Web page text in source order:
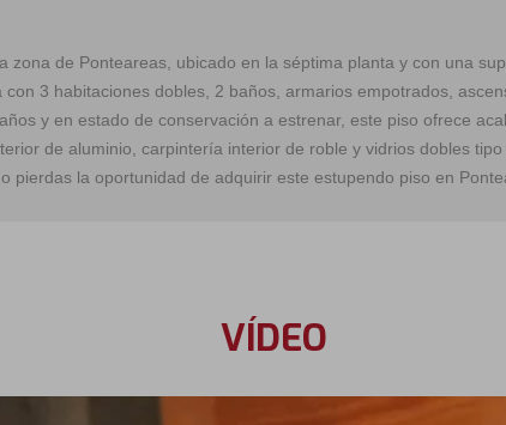
zona de Ponteareas, ubicado en la séptima planta y con una
con 3 habitaciones dobles, 2 baños, armarios empotrados,
y en estado de conservación a estrenar, este piso ofrece
de aluminio, carpintería interior de roble y vidrios dobles
pierdas la oportunidad de adquirir este estupendo piso en
VÍDEO